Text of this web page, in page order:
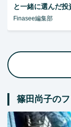
と一緒に選んだ投
Finasee編集部
篠田尚子の